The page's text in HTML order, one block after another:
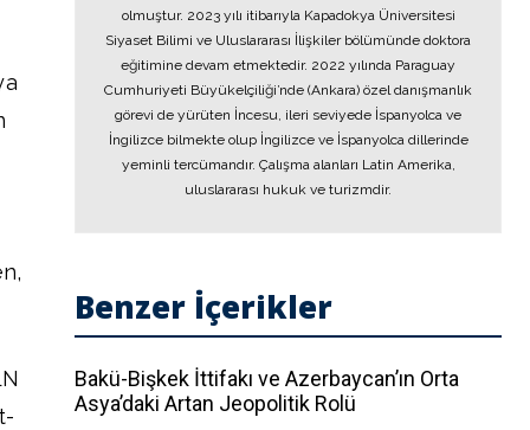
olmuştur. 2023 yılı itibarıyla Kapadokya Üniversitesi
Siyaset Bilimi ve Uluslararası İlişkiler bölümünde doktora
eğitimine devam etmektedir. 2022 yılında Paraguay
Cumhuriyeti Büyükelçiliği’nde (Ankara) özel danışmanlık
görevi de yürüten İncesu, ileri seviyede İspanyolca ve
İngilizce bilmekte olup İngilizce ve İspanyolca dillerinde
yeminli tercümandır. Çalışma alanları Latin Amerika,
uluslararası hukuk ve turizmdir.
Benzer İçerikler
Bakü-Bişkek İttifakı ve Azerbaycan’ın Orta
Asya’daki Artan Jeopolitik Rolü